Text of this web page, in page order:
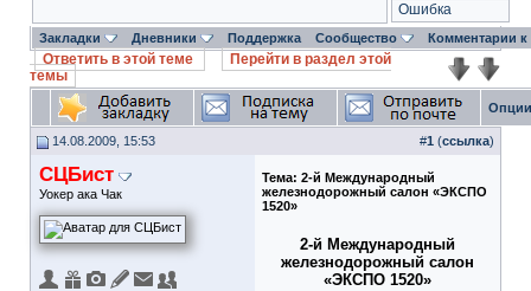
Ошибка
Закладки Дневники Поддержка Сообщество Комментарии
Ответить в этой теме
Перейти в раздел этой
темы
14.08.2009, 15:53 #1 (ссылка)
СЦБист
Уокер ака Чак
Тема: 2-й Международный
железнодорожный салон «ЭКСПО
1520»
2-й Международный
железнодорожный салон
«ЭКСПО 1520»